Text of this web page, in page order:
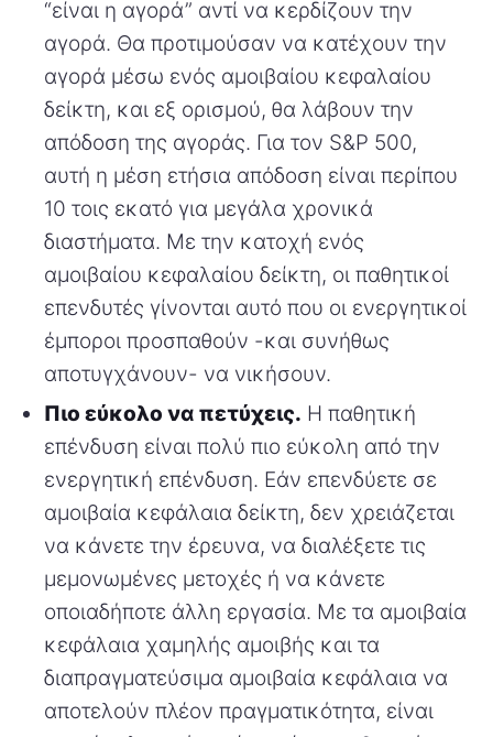
“είναι η αγορά” αντί να κερδίζουν την
αγορά. Θα προτιμούσαν να κατέχουν την
αγορά μέσω ενός αμοιβαίου κεφαλαίου
δείκτη, και εξ ορισμού, θα λάβουν την
απόδοση της αγοράς. Για τον S&P 500,
αυτή η μέση ετήσια απόδοση είναι περίπου
10 τοις εκατό για μεγάλα χρονικά
διαστήματα. Με την κατοχή ενός
αμοιβαίου κεφαλαίου δείκτη, οι παθητικοί
επενδυτές γίνονται αυτό που οι ενεργητικοί
έμποροι προσπαθούν -και συνήθως
αποτυγχάνουν- να νικήσουν.
Πιο εύκολο να πετύχεις. Η παθητική
επένδυση είναι πολύ πιο εύκολη από την
ενεργητική επένδυση. Εάν επενδύετε σε
αμοιβαία κεφάλαια δείκτη, δεν χρειάζεται
να κάνετε την έρευνα, να διαλέξετε τις
μεμονωμένες μετοχές ή να κάνετε
οποιαδήποτε άλλη εργασία. Με τα αμοιβαία
κεφάλαια χαμηλής αμοιβής και τα
διαπραγματεύσιμα αμοιβαία κεφάλαια να
αποτελούν πλέον πραγματικότητα, είναι